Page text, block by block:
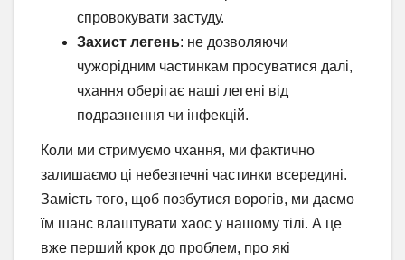
спровокувати застуду.
Захист легень: не дозволяючи
чужорідним частинкам просуватися далі,
чхання оберігає наші легені від
подразнення чи інфекцій.
Коли ми стримуємо чхання, ми фактично
залишаємо ці небезпечні частинки всередині.
Замість того, щоб позбутися ворогів, ми даємо
їм шанс влаштувати хаос у нашому тілі. А це
вже перший крок до проблем, про які